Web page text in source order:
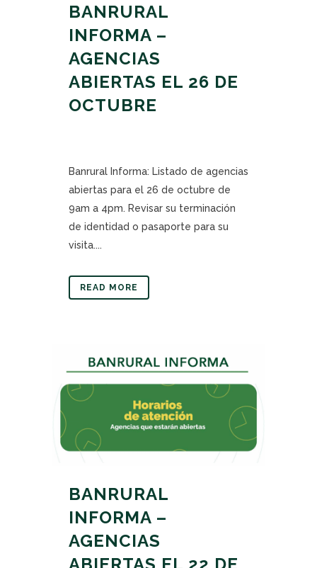
BANRURAL
INFORMA –
AGENCIAS
ABIERTAS EL 26 DE
OCTUBRE
Banrural Informa: Listado de agencias
abiertas para el 26 de octubre de
9am a 4pm. Revisar su terminación
de identidad o pasaporte para su
visita....
READ MORE
BANRURAL
INFORMA –
AGENCIAS